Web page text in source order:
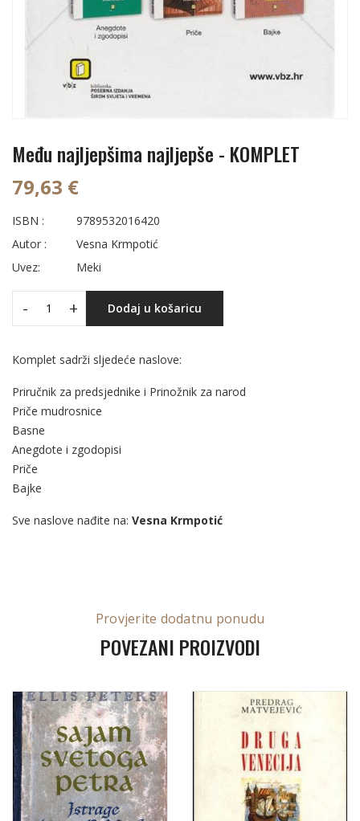
Među najljepšima najljepše - KOMPLET
79,63 €
ISBN :
9789532016420
Autor :
Vesna Krmpotić
Uvez:
Meki
- + Dodaj u košaricu
Komplet sadrži sljedeće naslove:
Priručnik za predsjednike i Prinožnik za narod
Priče mudrosnice
Basne
Anegdote i zgodopisi
Priče
Bajke
Sve naslove nađite na: Vesna Krmpotić
Provjerite dodatnu ponudu
POVEZANI PROIZVODI